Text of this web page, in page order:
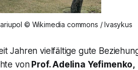
© Wikimedia commons / Ivasykus
Jahren vielfältige gute
vonProf. Adelina Yefimenko,